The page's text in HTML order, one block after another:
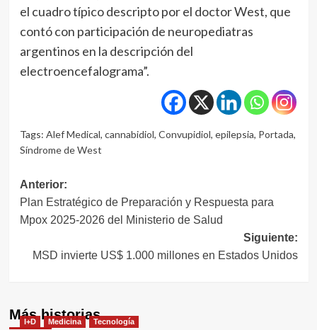
el cuadro típico descripto por el doctor West, que
contó con participación de neuropediatras
argentinos en la descripción del
electroencefalograma”.
Tags: Alef Medical, cannabidiol, Convupidiol, epilepsia, Portada,
Síndrome de West
Navegación
de
entradas
Anterior:
Plan Estratégico de Preparación y Respuesta para
Mpox 2025-2026 del Ministerio de Salud
Siguiente:
MSD invierte US$ 1.000 millones en Estados Unidos
Más historias
I+D Medicina Tecnología